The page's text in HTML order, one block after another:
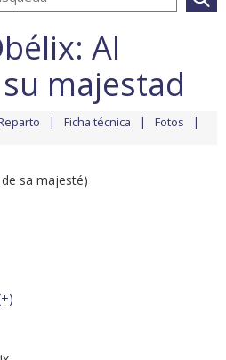
Al
majestad
Ficha técnica Fotos
sa majesté)
+)